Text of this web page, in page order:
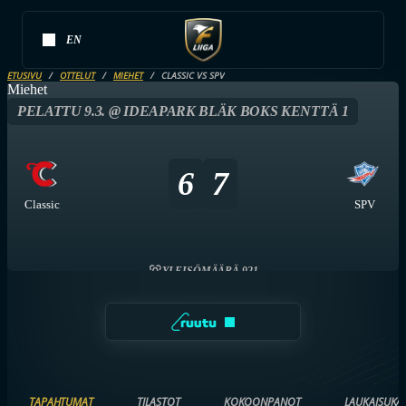
EN
ETUSIVU OTTELUT MIEHET CLASSIC VS SPV
Miehet
PELATTU 9.3. @ IDEAPARK BLÄK BOKS KENTTÄ 1
Classic
6 7
SPV
YLEISÖMÄÄRÄ 921
TAPAHTUMAT TILASTOT KOKOONPANOT